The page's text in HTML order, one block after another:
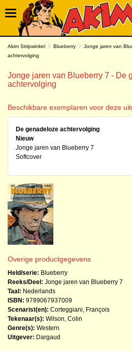
Akim Stripwinkel Blueberry Jonge jaren van
achtervolging
Jonge jaren van Blueberry 7 - De
achtervolging
Beschikbare exemplaren voor deze
De genadeloze achtervolging
Nieuw
Jonge jaren van Blueberry 7
Softcover
Overige productgegevens
Held/serie: Blueberry
Reeks/Deel: Jonge jaren van Blueberry 7
Taal: Nederlands
ISBN: 9789067937009
Scenarist(en): Corteggiani, François
Tekenaar(s): Wilson, Colin
Genre(s): Western
Uitgever: Dargaud